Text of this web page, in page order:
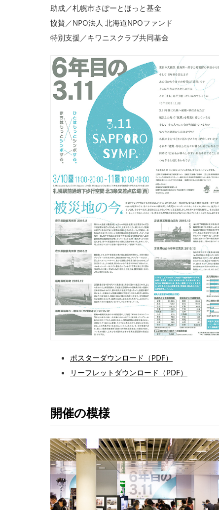
助成／札幌市さぽーとほっと基金
協賛／NPO法人 北海道NPOファンド
特別支援／キワニスクラブ共同基金
ポスターダウンロード（PDF）
リーフレットダウンロード（PDF）
開催の模様